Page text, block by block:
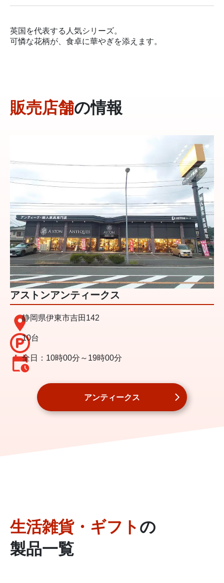
英国を代表する人気シリーズ。
可憐な花柄が、食卓に華やぎを添えます。
販売店舗の情報
アストンアンティークス
静岡県伊東市吉田142
10台
全日：10時00分～19時00分
アンティークス
生活雑貨・ギフト の
製品一覧